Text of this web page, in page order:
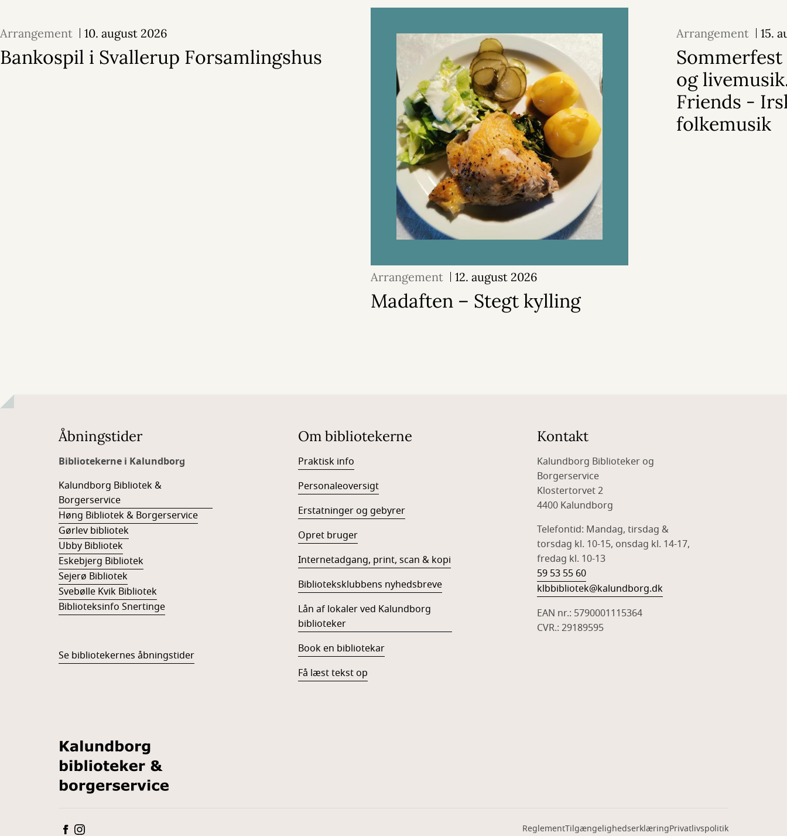
Arrangement 10. august 2026
Bankospil i Svallerup Forsamlingshus
Arrangement 12. august 2026
Madaften – Stegt kylling
Arrangement 15.
og
Friends -
folkemusik
Åbningstider
Bibliotekerne i Kalundborg
Kalundborg Bibliotek &
Borgerservice
Høng Bibliotek & Borgerservice
Gørlev bibliotek
Ubby Bibliotek
Eskebjerg Bibliotek
Sejerø Bibliotek
Svebølle Kvik Bibliotek
Biblioteksinfo Snertinge
Se bibliotekernes åbningstider
Om bibliotekerne
Praktisk info
Personaleoversigt
Erstatninger og gebyrer
Opret bruger
Internetadgang, print, scan & kopi
Biblioteksklubbens nyhedsbreve
Lån af lokaler ved Kalundborg
biblioteker
Book en bibliotekar
Få læst tekst op
Kontakt
Kalundborg Biblioteker og
Borgerservice
Klostertorvet 2
4400 Kalundborg
Telefontid: Mandag, tirsdag &
torsdag kl. 10-15, onsdag kl. 14-17,
fredag kl. 10-13
59 53 55 60
klbbibliotek@kalundborg.dk
EAN nr.: 5790001115364
CVR.: 29189595
ReglementTilgængelighedserklæringPrivatlivspolitik